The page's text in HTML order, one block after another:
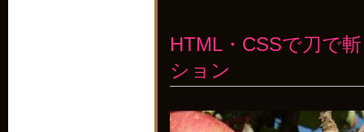
HTML・CSSで刀で
ション